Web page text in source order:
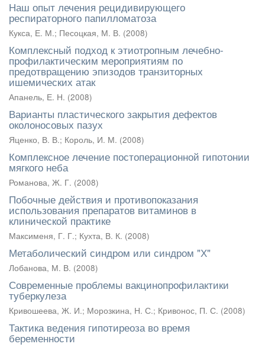
Наш опыт лечения рецидивирующего
респираторного папилломатоза
Кукса, Е. М.; Песоцкая, М. В. (2008)
Комплексный подход к этиотропным лечебно-
профилактическим мероприятиям по
предотвращению эпизодов транзиторных
ишемических атак
Апанель, Е. Н. (2008)
Варианты пластического закрытия дефектов
околоносовых пазух
Яценко, В. В.; Король, И. М. (2008)
Комплексное лечение постоперационной гипотонии
мягкого неба
Романова, Ж. Г. (2008)
Побочные действия и противопоказания
использования препаратов витаминов в
клинической практике
Максименя, Г. Г.; Кухта, В. К. (2008)
Метаболический синдром или синдром "Х"
Лобанова, М. В. (2008)
Современные проблемы вакцинопрофилактики
туберкулеза
Кривошеева, Ж. И.; Морозкина, Н. С.; Кривонос, П. С. (2008)
Тактика ведения гипотиреоза во время
беременности